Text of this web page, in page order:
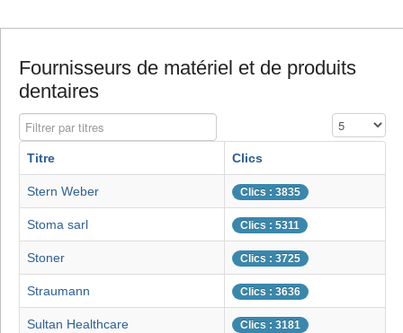
Fournisseurs de matériel et de produits
dentaires
Filtrer par titres Affichage #
Titre Clics
Stern Weber Clics : 3835
Stoma sarl Clics : 5311
Stoner Clics : 3725
Straumann Clics : 3636
Sultan Healthcare Clics : 3181